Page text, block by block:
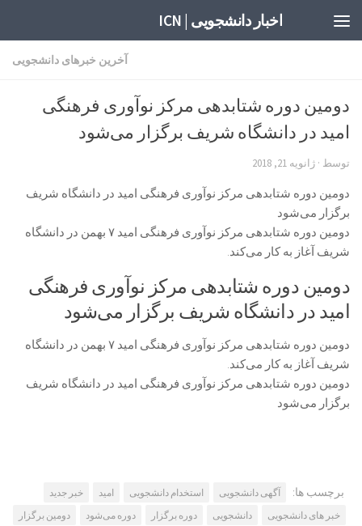
اخبار دانشجویی | ICN
آخرین خبرهای دانشجویی
دومین دوره‌ شتابدهی مرکز نوآوری فرهنگی
امید در دانشگاه شریف برگزار می‌شود
توسط · ژانویه 21, 2018
دومین دوره‌ شتابدهی مرکز نوآوری فرهنگی امید در دانشگاه شریف
برگزار می‌شود
دومین دوره شتابدهی مرکز نوآوری فرهنگی امید ۷ بهمن در دانشگاه
شریف آغاز به کار می‌کند.
دومین دوره‌ شتابدهی مرکز نوآوری فرهنگی
امید در دانشگاه شریف برگزار می‌شود
دومین دوره شتابدهی مرکز نوآوری فرهنگی امید ۷ بهمن در دانشگاه
شریف آغاز به کار می‌کند.
دومین دوره‌ شتابدهی مرکز نوآوری فرهنگی امید در دانشگاه شریف
برگزار می‌شود
برچسب ها: آگهی دانشجویی استخدام دانشجویی امید
خبر جدید
خبر های دانشجویی
دانشجویی دوره برگزار دوره می‌شود
دومین برگزار